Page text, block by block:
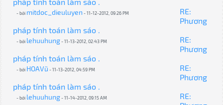
pháp tính toán làm sáo .
- bởi mitdoc_dieuluyen - 11-12-2012, 09:26 PM
RE:
Phương
pháp tính toán làm sáo .
- bởi lehuuhung- 11-13-2012, 02:43 PM
RE:
Phương
pháp tính toán làm sáo .
- bởi HOAVũ - 11-13-2012, 04:59 PM
RE:
Phương
pháp tính toán làm sáo .
- bởi lehuuhung- 11-14-2012, 09:15 AM
RE: